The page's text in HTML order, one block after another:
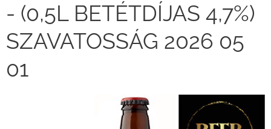
- (0,5L BETÉTDÍJAS 4,7%)
SZAVATOSSÁG 2026 05
01